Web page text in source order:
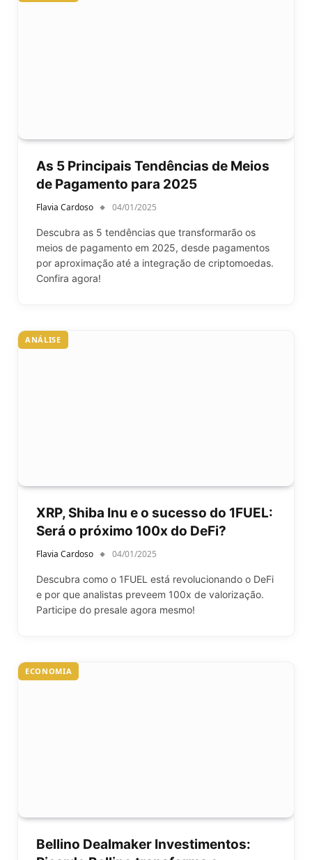
As 5 Principais Tendências de Meios
de Pagamento para 2025
Flavia Cardoso 04/01/2025
Descubra as 5 tendências que transformarão os
meios de pagamento em 2025, desde pagamentos
por aproximação até a integração de criptomoedas.
Confira agora!
ANÁLISE
XRP, Shiba Inu e o sucesso do 1FUEL:
Será o próximo 100x do DeFi?
Flavia Cardoso 04/01/2025
Descubra como o 1FUEL está revolucionando o DeFi
e por que analistas preveem 100x de valorização.
Participe do presale agora mesmo!
ECONOMIA
Bellino Dealmaker Investimentos: